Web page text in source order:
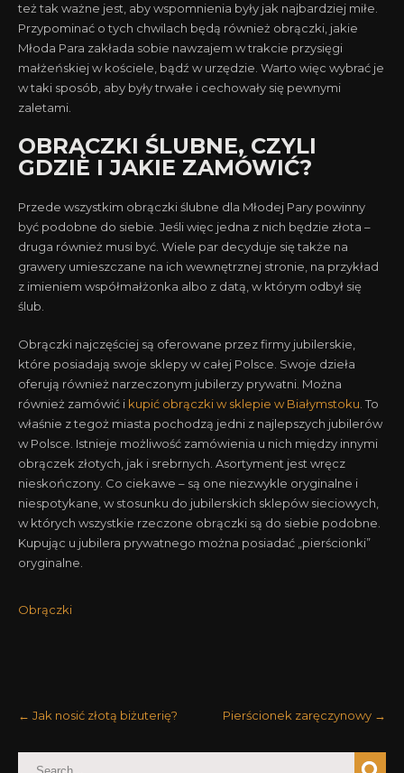
też tak ważne jest, aby wspomnienia były jak najbardziej miłe.
Przypominać o tych chwilach będą również obrączki, jakie
Młoda Para zakłada sobie nawzajem w trakcie przysięgi
małżeńskiej w kościele, bądź w urzędzie. Warto więc wybrać je
w taki sposób, aby były trwałe i cechowały się pewnymi
zaletami.
OBRĄCZKI ŚLUBNE, CZYLI
GDZIE I JAKIE ZAMÓWIĆ?
Przede wszystkim obrączki ślubne dla Młodej Pary powinny
być podobne do siebie. Jeśli więc jedna z nich będzie złota –
druga również musi być. Wiele par decyduje się także na
grawery umieszczane na ich wewnętrznej stronie, na przykład
z imieniem współmałżonka albo z datą, w którym odbył się
ślub.
Obrączki najczęściej są oferowane przez firmy jubilerskie,
które posiadają swoje sklepy w całej Polsce. Swoje dzieła
oferują również narzeczonym jubilerzy prywatni. Można
również zamówić i kupić obrączki w sklepie w Białymstoku . To
właśnie z tegoż miasta pochodzą jedni z najlepszych jubilerów
w Polsce. Istnieje możliwość zamówienia u nich między innymi
obrączek złotych, jak i srebrnych. Asortyment jest wręcz
nieskończony. Co ciekawe – są one niezwykle oryginalne i
niespotykane, w stosunku do jubilerskich sklepów sieciowych,
w których wszystkie rzeczone obrączki są do siebie podobne.
Kupując u jubilera prywatnego można posiadać „pierścionki”
oryginalne.
Obrączki
POST
NAVIGATION
← Jak nosić złotą biżuterię? Pierścionek zaręczynowy →